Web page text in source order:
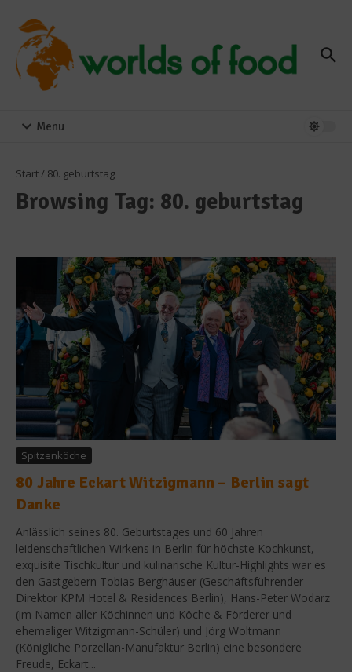
Menu
Start/ 80. geburtstag
Browsing Tag: 80. geburtstag
Spitzenköche
80 Jahre Eckart Witzigmann – Berlin sagt
Danke
Anlässlich seines 80. Geburtstages und 60 Jahren
leidenschaftlichen Wirkens in Berlin für höchste Kochkunst,
exquisite Tischkultur und kulinarische Kultur-Highlights war es
den Gastgebern Tobias Berghäuser (Geschäftsführender
Direktor KPM Hotel & Residences Berlin), Hans-Peter Wodarz
(im Namen aller Köchinnen und Köche & Förderer und
ehemaliger Witzigmann-Schüler) und Jörg Woltmann
(Königliche Porzellan-Manufaktur Berlin) eine besondere
Freude, Eckart...